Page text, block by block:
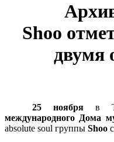
Shoo
двумя
25 ноября в
международного Дома
absolute soul группы Shoo